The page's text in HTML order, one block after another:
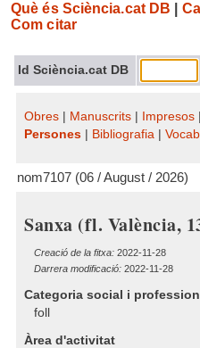
Què és Sciència.cat DB
Com citar
Id Sciència.cat DB
Obres Manuscrits Impresos
Persones
Bibliografia
nom7107 (06 / August / 2026)
Sanxa (fl. València,
Creació de la fitxa: 2022-11-28
Darrera modificació: 2022-11-28
Categoria social i
foll
Àrea d'activitat